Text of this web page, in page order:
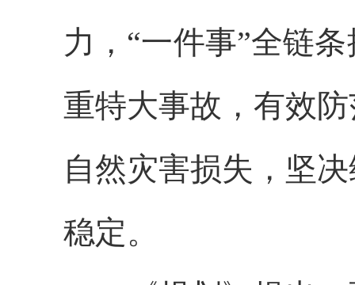
力，“一件事”全链
重特大事故，有效
自然灾害损失，坚
稳定。